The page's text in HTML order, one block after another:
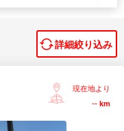
詳細絞り込み
現在地より
-- km